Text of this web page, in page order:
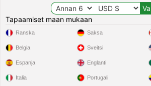
Tapaamiset maan mukaan
Ranska
Belgia
Espanja
Italia
Saksa
Sveitsi
Englanti
Portugali